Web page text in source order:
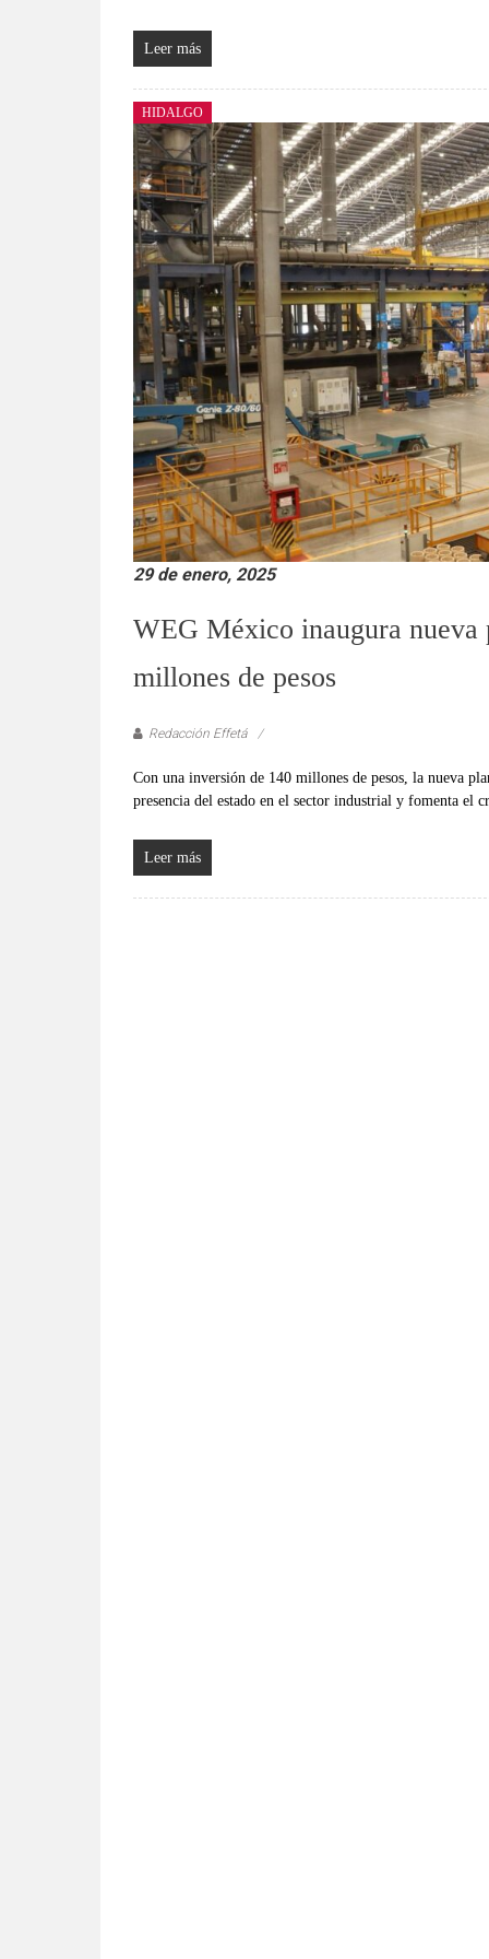
Leer más
HIDALGO
29 de enero, 2025
WEG México inaugura
millones de pesos
Redacción Effetá
Con una inversión de 140 millones de pesos, la nueva
presencia del estado en el sector industrial y fomenta el
Leer más